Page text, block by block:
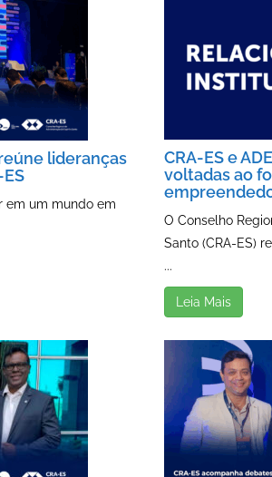
lideranças
em um mundo em
CRA-ES e
voltadas ao
O Conselho
Santo (CRA-ES)
...
Leia Mais